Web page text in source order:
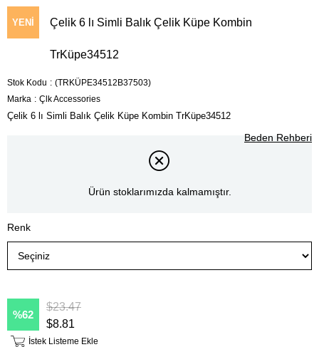
YENI Çelik 6 lı Simli Balık Çelik Küpe Kombin
TrKüpe34512
Stok Kodu
(TRKÜPE34512B37503)
Marka : Çlk Accessories
Çelik 6 lı Simli Balık Çelik Küpe Kombin TrKüpe34512
Beden Rehberi
Ürün stoklarımızda kalmamıştır.
Renk
62
$23.47
$8.81
İstek Listeme Ekle